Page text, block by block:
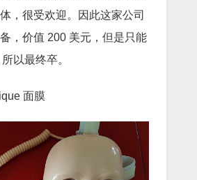
，很受欢迎。因此这家公司
，价值 200 美元，但是只能
以最终卒。
面膜